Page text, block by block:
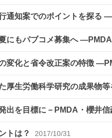
通知案でのポイントを探る
にもパブコメ募集へ
変化と省令改正案の特徴
厚生労働科学研究の成果物
出を目標に－PMDA・櫻井
トは？ 2017/10/31